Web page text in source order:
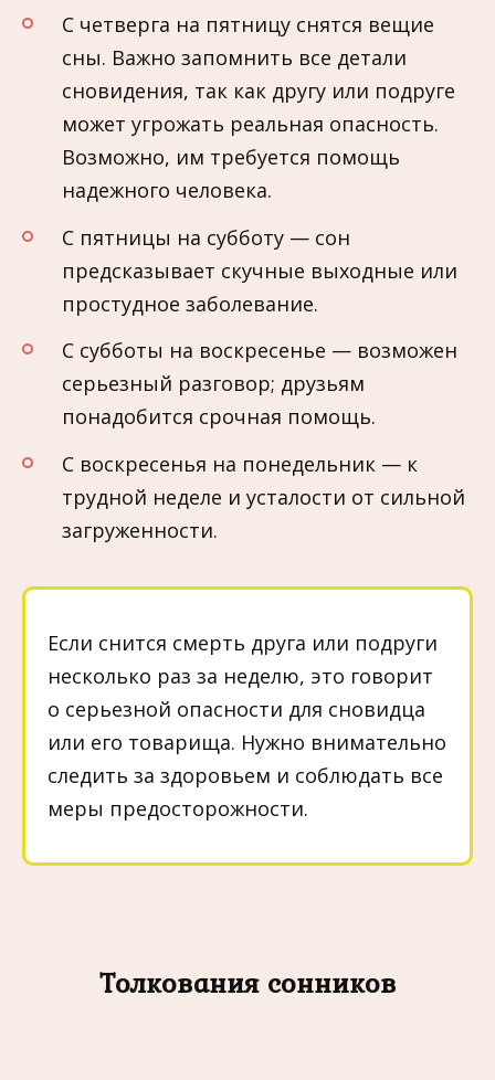
С четверга на пятницу снятся вещие
сны. Важно запомнить все детали
сновидения, так как другу или подруге
может угрожать реальная опасность.
Возможно, им требуется помощь
надежного человека.
С пятницы на субботу — сон
предсказывает скучные выходные или
простудное заболевание.
С субботы на воскресенье — возможен
серьезный разговор; друзьям
понадобится срочная помощь.
С воскресенья на понедельник — к
трудной неделе и усталости от сильной
загруженности.
Если снится смерть друга или подруги
несколько раз за неделю, это говорит
о серьезной опасности для сновидца
или его товарища. Нужно внимательно
следить за здоровьем и соблюдать все
меры предосторожности.
Толкования сонников